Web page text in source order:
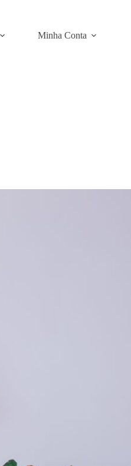
Minha Conta